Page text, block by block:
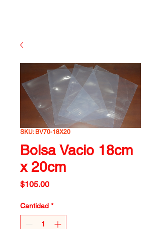
SKU: BV70-18X20
Bolsa Vacio 18cm
x 20cm
$105.00Precio
Cantidad *